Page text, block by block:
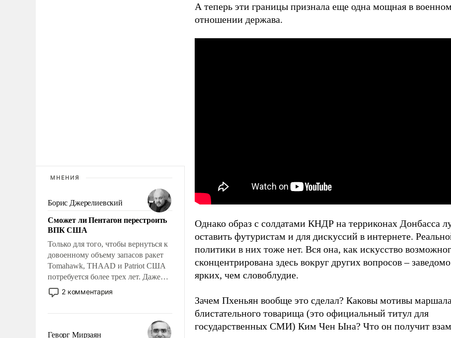
МНЕНИЯ
Борис Джерелиевский
Сможет ли Пентагон перестроить
ВПК США
Только для того, чтобы вернуться к
довоенному объему запасов ракет
Tomahawk, THAAD и Patriot США
потребуется более трех лет. Даже
небольшая война с Ираном
опустошила американские
уязвимости США, например, перед
2 комментария
Геворг Мирзаян
А теперь эти границы признала еще одна мощная в военном
отношении держава.
Однако образ с солдатами КНДР на терриконах Донбасса
оставить футуристам и для дискуссий в интернете.
политики в них тоже нет. Вся она, как искусство
сконцентрирована здесь вокруг других вопросов –
ярких, чем словоблудие.
Зачем Пхеньян вообще это сделал? Каковы мотивы
блистательного товарища (это официальный титул для
государственных СМИ) Ким Чен Ына? Что он получит